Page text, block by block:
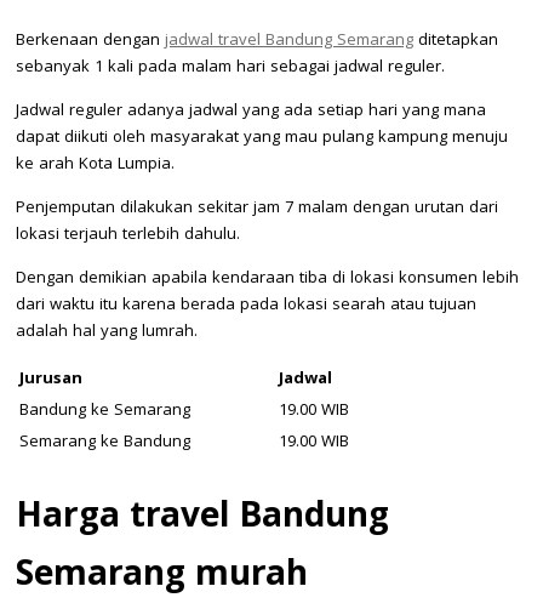
Berkenaan denganjadwal travel Bandung Semarangditetapkan
sebanyak 1 kali pada malam hari sebagai jadwal reguler.
Jadwal reguler adanya jadwal yang ada setiap hari yang mana
dapat diikuti oleh masyarakat yang mau pulang kampung menuju
ke arah Kota Lumpia.
Penjemputan dilakukan sekitar jam 7 malam dengan urutan dari
lokasi terjauh terlebih dahulu.
Dengan demikian apabila kendaraan tiba di lokasi konsumen lebih
dari waktu itu karena berada pada lokasi searah atau tujuan
adalah hal yang lumrah.
Jurusan
Jadwal
Bandung ke Semarang
19.00 WIB
Semarang ke Bandung
19.00 WIB
Harga travel Bandung
Semarang murah